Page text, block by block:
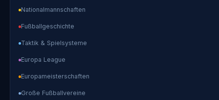
Nationalmannschaften
Fußballgeschichte
Taktik & Spielsysteme
Europa League
Europameisterschaften
Große Fußballvereine